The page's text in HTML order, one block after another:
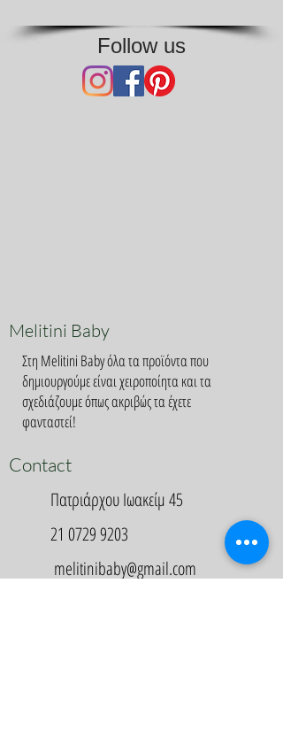
Follow us
Melitini Baby
Στη Melitini Baby όλα τα προϊόντα που
δημιουργούμε είναι χειροποίητα και τα
σχεδιάζουμε όπως ακριβώς τα έχετε
φανταστεί!
Contact
Πατριάρχου Ιωακείμ 45
21 0729 9203
melitinibaby@gmail.com